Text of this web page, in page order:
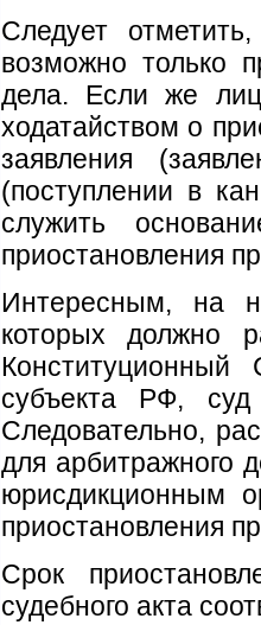
Следует
возможно только
дела. Если же
ходатайством о
заявления
(поступлении в
служить
приостановления
Интересным, на
которых должно
субъекта РФ,
Следовательно,
для арбитражного
юрисдикционным
приостановления
Срок
судебного акта